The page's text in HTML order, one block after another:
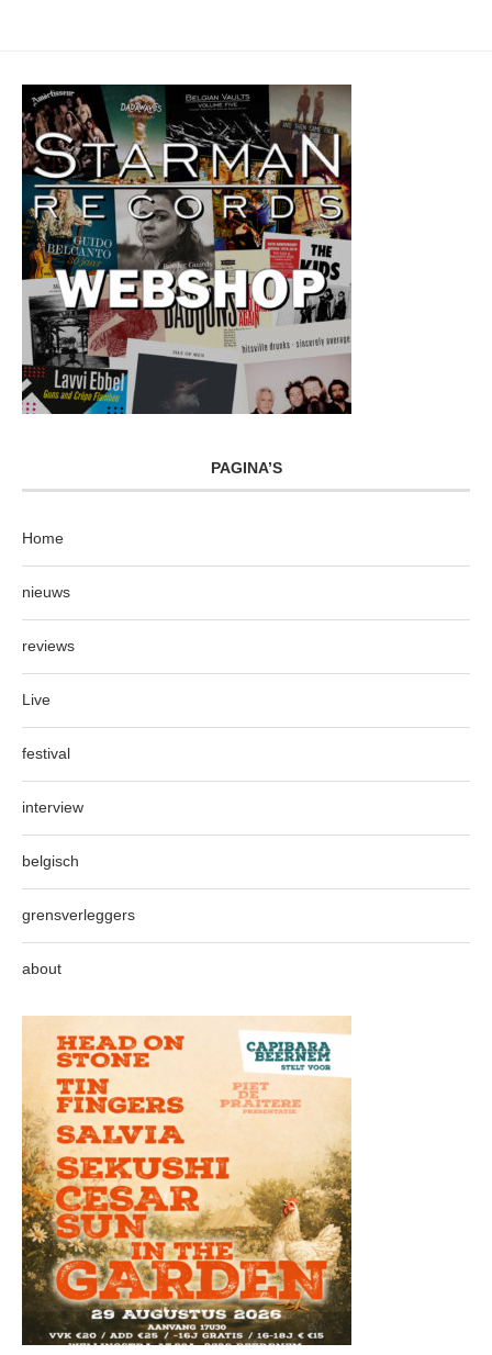
PAGINA’S
Home
nieuws
reviews
Live
festival
interview
belgisch
grensverleggers
about